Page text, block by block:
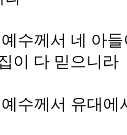
수께서 네 아
이 다 믿으니라
수께서 유대